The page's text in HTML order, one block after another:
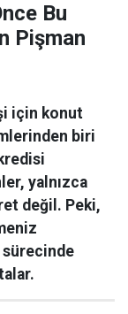
Bu
Pişman
için konut
biri
yalnızca
değil. Peki,
sürecinde